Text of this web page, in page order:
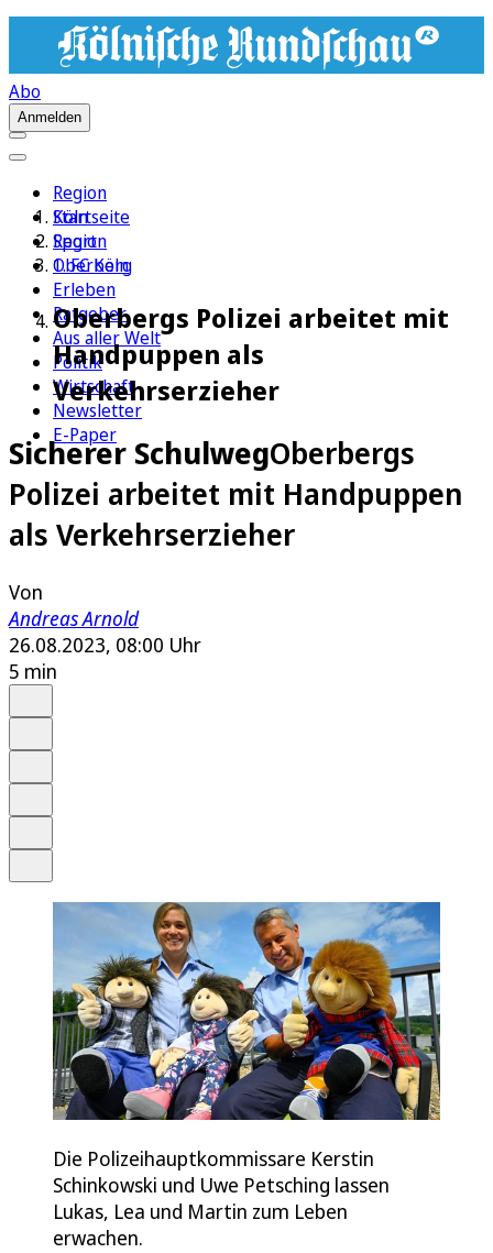
Abo
Anmelden
Region
Köln
Sport
1. FC Köln
Erleben
Ratgeber
Aus aller Welt
Politik
Wirtschaft
Newsletter
E-Paper
Startseite
Region
Oberberg
Oberbergs Polizei arbeitet mit
Handpuppen als
Verkehrserzieher
Sicherer SchulwegOberbergs
Polizei arbeitet mit Handpuppen
als Verkehrserzieher
Von
Andreas Arnold
26.08.2023, 08:00 Uhr
5 min
Die Polizeihauptkommissare Kerstin
Schinkowski und Uwe Petsching lassen
Lukas, Lea und Martin zum Leben
erwachen.